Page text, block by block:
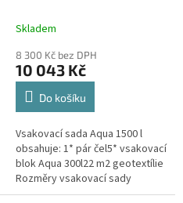
Skladem
8 300 Kč bez DPH
10 043 Kč
Do košíku
Vsakovací sada Aqua 1500 l
obsahuje: 1* pár čel5* vsakovací
blok Aqua 300l22 m2 geotextílie
Rozměry vsakovací sady
600x80x52 cm Nosnost bloků až